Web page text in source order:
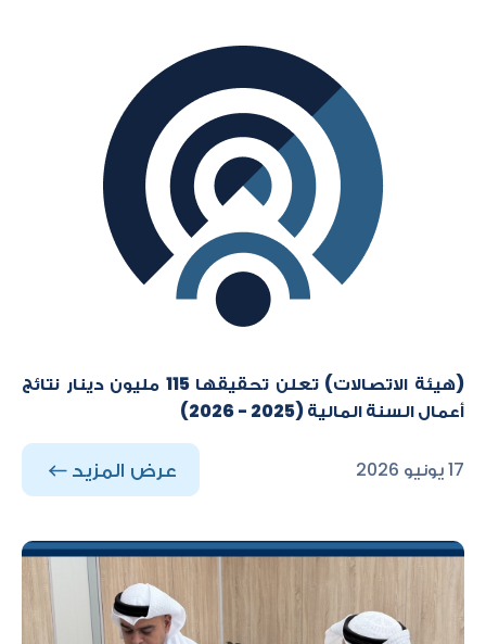
(هيئة الاتصالات) تعلن تحقيقها 115 مليون دينار نتائج
أعمال السنة المالية (2025 - 2026)
17 يونيو 2026 عرض المزيد